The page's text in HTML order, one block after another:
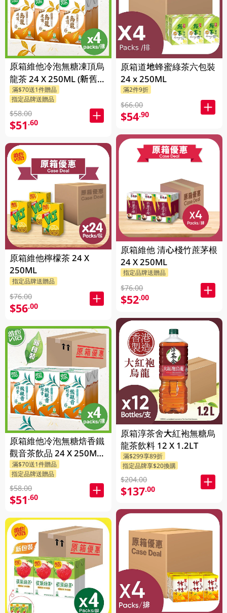
原箱維他冷泡無糖凍頂烏
龍茶 24 X 250ML (新舊包
裝隨機發貨)
滿$70送1件贈品
指定品牌送贈品
$58.00
$51.60
原箱維他檸檬茶 24 X
250ML
指定品牌送贈品
$76.00
$56.00
原箱維他冷泡無糖焙香鐵
觀音茶飲品 24 X 250ML
(新舊包裝隨機發貨)
滿$70送1件贈品
指定品牌送贈品
$58.00
$51.60
原箱道地蜂蜜綠茶六包裝
24 x 250ML
滿2件9折
$66.00
$54.90
原箱維他 清心棧竹蔗茅根
24 X 250ML
指定品牌送贈品
$76.00
$52.00
原箱淳茶舍大紅袍無糖烏
龍茶飲料 12 X 1.2LT
滿$299享89折
指定品牌享$20換購
$204.00
$137.00